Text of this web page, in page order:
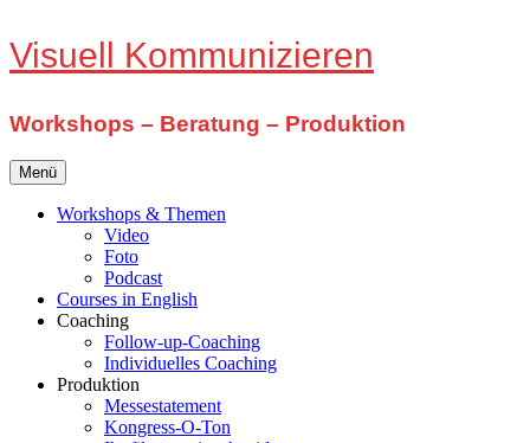
Zum
Inhalt
Visuell Kommunizieren
Workshops – Beratung – Produktion
Menü
Workshops & Themen
Video
Foto
Podcast
Courses in English
Coaching
Follow-up-Coaching
Individuelles Coaching
Produktion
Messestatement
Kongress-O-Ton